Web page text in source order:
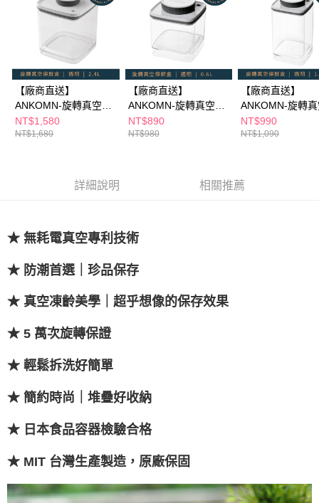
※ 交易是否成功請以「AFTEE先享後付 」之結帳頁面顯示為準，若有關於
是否繳費成功／繳費後需取消欲退款等相關疑問，請聯繫「AFTEE先享後付
客戶支援中心」 https://netprotections.freshdesk.com/support/home
【注意事項】
１．透過由恩沛科技股份有限公司提供之「AFTEE先享後付」服務完成之交
易，需依本服務之必要範圍內提供個人資料，並將交易相關給付款項請求債
權轉讓予恩沛科技股份有限公司。
２．關於個人資料處理事宜，請瀏覽以下網址：
https://aftee.tw/terms/#terms3
３．未成年的使用者請事先徵得法定代理人或監護人之同意方可使用
時審查核予不同之上限額度；若仍有額度不足之情形，本公司將視審查結果
【廠商直送】
ANKOMN-旋轉真空保
鮮盒2.4L - 兩色任選
NT$1,580
NT$1,680
【廠商直送】
ANKOMN-旋轉真空保
鮮盒0.6L - 多色任選
NT$890
NT$980
【廠商直送】
ANKOMN-旋轉
鮮盒1.2L - 多色
NT$990
NT$1,090
詳細說明 相關推薦
★ 無耗電真空專利技術
★ 防潮首選｜珍品保存
★ 真空凍齡美學｜超乎想像的保存效果
★ 5 萬次旋轉保證
★ 輕鬆拆洗好簡單
★ 簡約時尚｜堆疊好收納
★ 日本食品容器檢驗合格
★ MIT 台灣生產製造，原廠保固